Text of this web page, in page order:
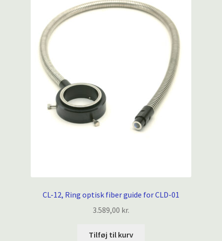
CL-12, Ring optisk fiber guide for CLD-01
3.589,00 kr.
Tilføj til kurv